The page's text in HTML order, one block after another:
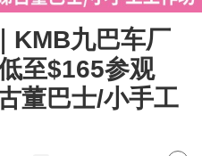
KMB九巴车厂
至$165参观
董巴士/小手工